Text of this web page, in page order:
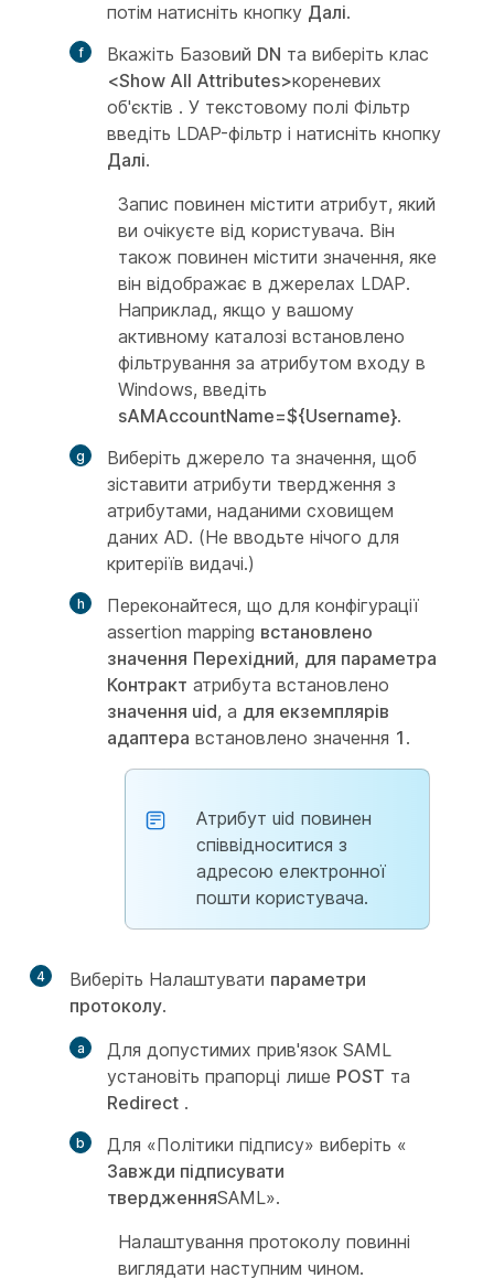
потім натисніть кнопку Далі.
Вкажіть Базовий DN та виберіть клас
<Show All Attributes>кореневих
об'єктів . У текстовому полі Фільтр
введіть LDAP-фільтр і натисніть кнопку
Далі.
Запис повинен містити атрибут, який
ви очікуєте від користувача. Він
також повинен містити значення, яке
він відображає в джерелах LDAP.
Наприклад, якщо у вашому
активному каталозі встановлено
фільтрування за атрибутом входу в
Windows, введіть
sAMAccountName=${Username}.
Виберіть джерело та значення, щоб
зіставити атрибути твердження з
атрибутами, наданими сховищем
даних AD. (Не вводьте нічого для
критеріїв видачі.)
Переконайтеся, що для конфігурації
assertion mapping встановлено
значення Перехідний, для параметра
Контракт атрибута встановлено
значення uid, а для екземплярів
адаптера встановлено значення 1 .
Атрибут uid повинен
співвідноситися з
адресою електронної
пошти користувача.
4 Виберіть Налаштувати параметри
протоколу.
Для допустимих прив'язок SAML
установіть прапорці лише POST та
Redirect .
Для «Політики підпису» виберіть «
Завжди підписувати
твердженняSAML».
Налаштування протоколу повинні
виглядати наступним чином.